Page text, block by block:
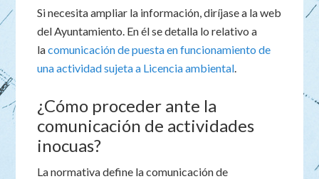
Si necesita ampliar la información, diríjase a la web
del Ayuntamiento. En él se detalla lo relativo a
lacomunicación de puesta en funcionamiento de
una actividad sujeta a Licencia ambiental.
¿Cómo proceder ante la
comunicación de actividades
inocuas?
La normativa define la comunicación de